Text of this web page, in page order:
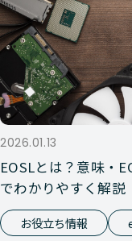
2026.01.13
EOSLとは？意味・
でわかりやすく解説
お役立ち情報